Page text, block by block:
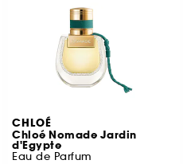
CHLOÉ
Chloé Nomade Jardin
d'Egypte
Eau de Parfum